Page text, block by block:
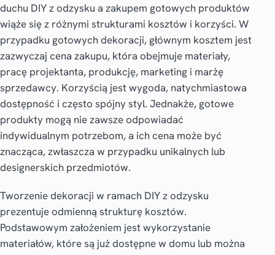
duchu DIY z odzysku a zakupem gotowych produktów
wiąże się z różnymi strukturami kosztów i korzyści. W
przypadku gotowych dekoracji, głównym kosztem jest
zazwyczaj cena zakupu, która obejmuje materiały,
pracę projektanta, produkcję, marketing i marżę
sprzedawcy. Korzyścią jest wygoda, natychmiastowa
dostępność i często spójny styl. Jednakże, gotowe
produkty mogą nie zawsze odpowiadać
indywidualnym potrzebom, a ich cena może być
znacząca, zwłaszcza w przypadku unikalnych lub
designerskich przedmiotów.
Tworzenie dekoracji w ramach DIY z odzysku
prezentuje odmienną strukturę kosztów.
Podstawowym założeniem jest wykorzystanie
materiałów, które są już dostępne w domu lub można